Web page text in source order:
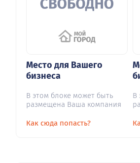
Место для Вашего
бизнеса
В этом блоке может быть
размещена Ваша компания
Как сюда попасть?
В